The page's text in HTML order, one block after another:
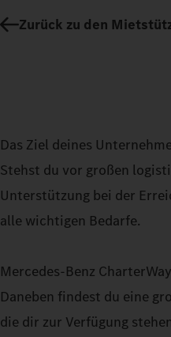
Zurück zu den
Das Ziel deines
Stehst du vor großen
Unterstützung bei der
alle wichtigen Bedarfe.
Mercedes-Benz
Daneben findest du eine
die dir zur Verfügung